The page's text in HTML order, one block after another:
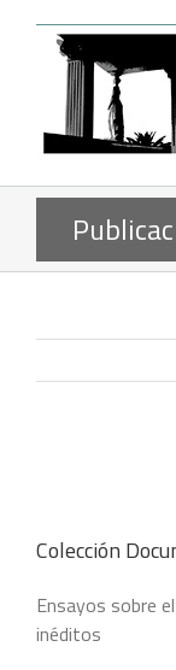
contenido
Colección
Ensayos sobre
inéditos